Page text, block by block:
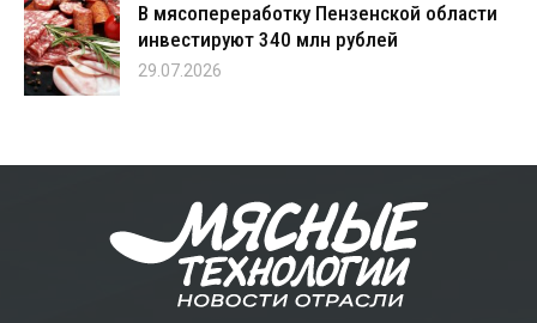
В мясопереработку Пензенской области
инвестируют 340 млн рублей
29.07.2026